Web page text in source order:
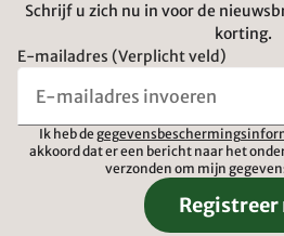
Schrijf u zich nu in voor de
korting.
E-mailadres (Verplicht veld)
Ik heb de
akkoord dat er een bericht naar het
verzonden om mijn
Registreer